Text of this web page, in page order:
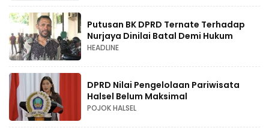
Putusan BK DPRD Ternate Terhadap
Nurjaya Dinilai Batal Demi Hukum
HEADLINE
DPRD Nilai Pengelolaan Pariwisata
Halsel Belum Maksimal
POJOK HALSEL